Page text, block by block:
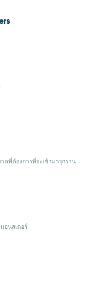
ดที่ต้องการที่จะเข้ามารุกราน
อนสเตอร์